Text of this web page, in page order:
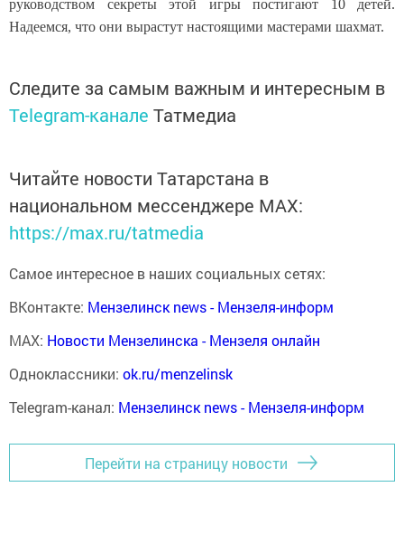
руководством секреты этой игры постигают 10 детей.
Надеемся, что они вырастут настоящими мастерами шахмат.
Следите за самым важным и интересным в
Telegram-канале Татмедиа
Читайте новости Татарстана в
национальном мессенджере MАХ:
https://max.ru/tatmedia
Самое интересное в наших социальных сетях:
ВКонтакте: Мензелинск news - Мензеля-информ
MAX: Новости Мензелинска - Мензеля онлайн
Одноклассники: ok.ru/menzelinsk
Telegram-канал: Мензелинск news - Мензеля-информ
Перейти на страницу новости